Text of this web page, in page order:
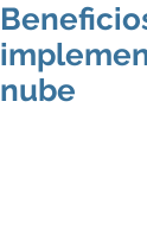
nube